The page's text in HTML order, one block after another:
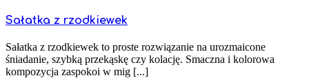
Sałatka z rzodkiewek
Sałatka z rzodkiewek to proste rozwiązanie na urozmaicone
śniadanie, szybką przekąskę czy kolację. Smaczna i kolorowa
kompozycja zaspokoi w mig [...]